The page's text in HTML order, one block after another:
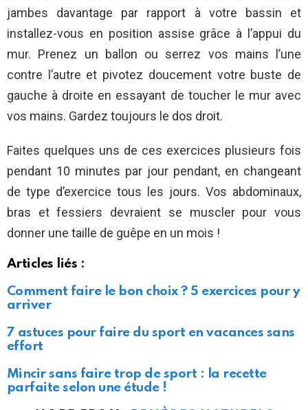
jambes davantage par rapport à votre bassin et
installez-vous en position assise grâce à l’appui du
mur. Prenez un ballon ou serrez vos mains l’une
contre l’autre et pivotez doucement votre buste de
gauche à droite en essayant de toucher le mur avec
vos mains. Gardez toujours le dos droit.
Faites quelques uns de ces exercices plusieurs fois
pendant 10 minutes par jour pendant, en changeant
de type d’exercice tous les jours. Vos abdominaux,
bras et fessiers devraient se muscler pour vous
donner une taille de guêpe en un mois !
Articles liés :
Comment faire le bon choix ? 5 exercices pour y
arriver
7 astuces pour faire du sport en vacances sans
effort
Mincir sans faire trop de sport : la recette
parfaite selon une étude !